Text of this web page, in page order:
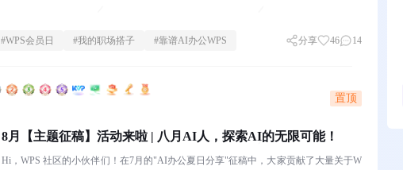
#WPS会员日 #我的职场搭子 #靠谱AI办公WPS 分享 46 14
置顶
8月【主题征稿】活动来啦 | 八月AI人，探索AI的无限可能！
Hi，WPS 社区的小伙伴们！在7月的"AI办公夏日分享"征稿中，大家贡献了大量关于W